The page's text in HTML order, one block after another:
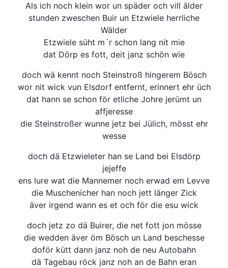
Als ich noch klein wor un späder och vill älder
stunden zweschen Buir un Etzwiele herrliche
Wälder
Etzwiele süht m´r schon lang nit mie
dat Dörp es fott, deit janz schön wie
doch wä kennt noch Steinstroß hingerem Bösch
wor nit wick vun Elsdorf entfernt, erinnert ehr üch
dat hann se schon för etliche Johre jerümt un
affjeresse
die Steinstroßer wunne jetz bei Jülich, mösst ehr
wesse
doch dä Etzwieleter han se Land bei Elsdörp
jejeffe
ens lure wat die Mannemer noch erwad em Levve
die Muschenicher han noch jett länger Zick
äver irgend wann es et och för die esu wick
doch jetz zo dä Buirer, die net fott jon mösse
die wedden äver öm Bösch un Land beschesse
doför kütt dann janz noh de neu Autobahn
dä Tagebau röck janz noh an de Bahn eran